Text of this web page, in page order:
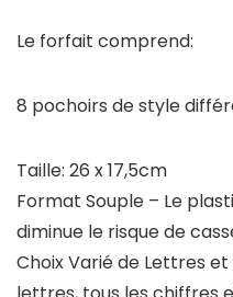
Le forfait comprend:
8 pochoirs de style
Taille: 26 x 17,5cm
Format Souple – Le
diminue le risque de
Choix Varié de Lettres